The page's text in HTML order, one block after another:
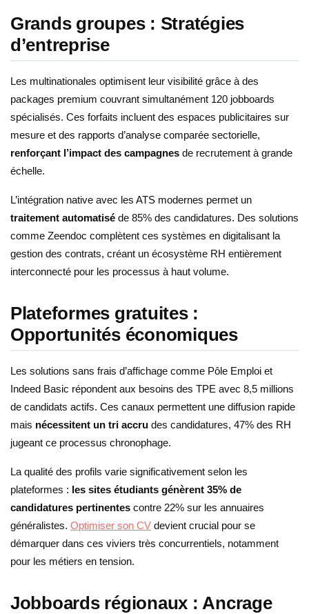
Grands groupes : Stratégies
d’entreprise
Les multinationales optimisent leur visibilité grâce à des
packages premium couvrant simultanément 120 jobboards
spécialisés. Ces forfaits incluent des espaces publicitaires sur
mesure et des rapports d’analyse comparée sectorielle,
renforçant l’impact des campagnes de recrutement à grande
échelle.
L’intégration native avec les ATS modernes permet un
traitement automatisé de 85% des candidatures. Des solutions
comme Zeendoc complètent ces systèmes en digitalisant la
gestion des contrats, créant un écosystème RH entièrement
interconnecté pour les processus à haut volume.
Plateformes gratuites :
Opportunités économiques
Les solutions sans frais d’affichage comme Pôle Emploi et
Indeed Basic répondent aux besoins des TPE avec 8,5 millions
de candidats actifs. Ces canaux permettent une diffusion rapide
mais nécessitent un tri accru des candidatures, 47% des RH
jugeant ce processus chronophage.
La qualité des profils varie significativement selon les
plateformes : les sites étudiants génèrent 35% de
candidatures pertinentes contre 22% sur les annuaires
généralistes. Optimiser son CV devient crucial pour se
démarquer dans ces viviers très concurrentiels, notamment
pour les métiers en tension.
Jobboards régionaux : Ancrage